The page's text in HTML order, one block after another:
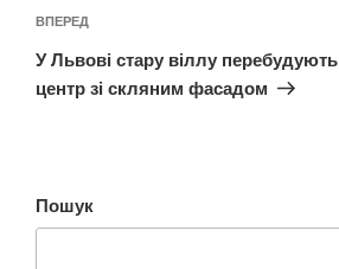
Наступний
запис
ВПЕРЕД
У Львові стару віллу
центр зі скляним фасадом
Пошук